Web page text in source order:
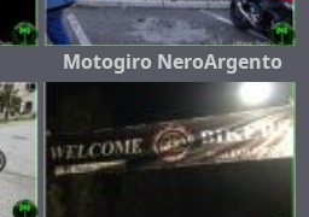
Motogiro NeroArgento